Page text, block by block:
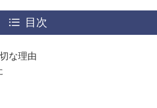
目次
な理由